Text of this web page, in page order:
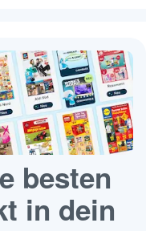
besten
in dein